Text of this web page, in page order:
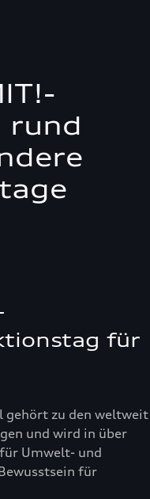
rund
für
gehört zu den weltweit
und wird in über
Umwelt- und
für